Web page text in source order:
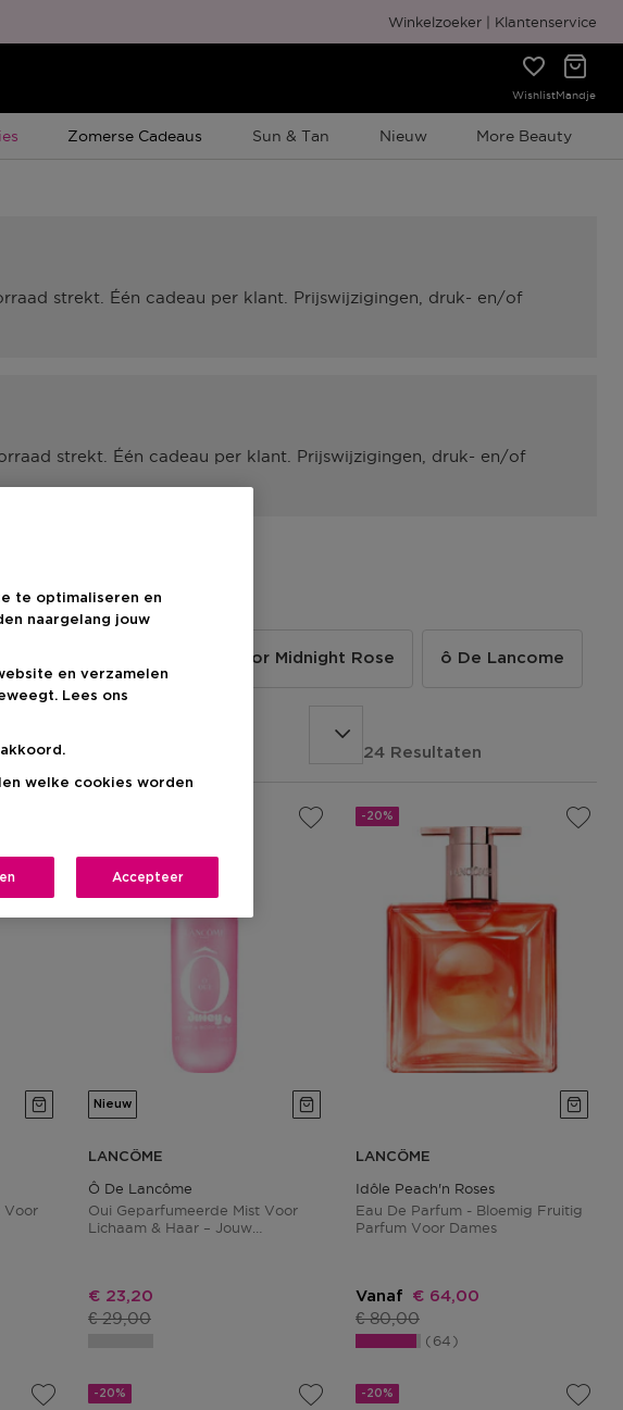
Gratis cadeauverpakking
Winkelzoeker Klantenservice
WishlistMandje
PromotieTijdelijke Promotie
Zomerse Cadeaus Sun & Tan Nieuw More Beauty
strekt. Één cadeau per klant. Prijswijzigingen, druk- en/of
strekt. Één cadeau per klant. Prijswijzigingen, druk- en/of
Trésor Midnight Rose ô De Lancome
24 Resultaten
Voor
Nieuw
LANCÔME
Ô De Lancôme
Oui Geparfumeerde Mist Voor
Lichaam & Haar – Jouw
Kortingsprijs
€ 23,20
Productprijs
€ 29,00
-20%
LANCÔME
Idôle Peach'n Roses
Eau De Parfum - Bloemig Fruitig
Parfum Voor Dames
Vanaf Kortingsprijs
€ 64,00
Productprijs
€ 80,00
64
-20% -20%
te optimaliseren en
naargelang jouw
en verzamelen
Lees ons
welke cookies worden
Accepteer